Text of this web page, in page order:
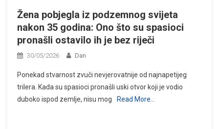
Žena pobjegla iz podzemnog svijeta
nakon 35 godina: Ono što su spasioci
pronašli ostavilo ih je bez riječi
30/05/2026 Dan
Ponekad stvarnost zvuči nevjerovatnije od najnapetijeg
trilera. Kada su spasioci pronašli uski otvor koji je vodio
duboko ispod zemlje, nisu mog
Read More…